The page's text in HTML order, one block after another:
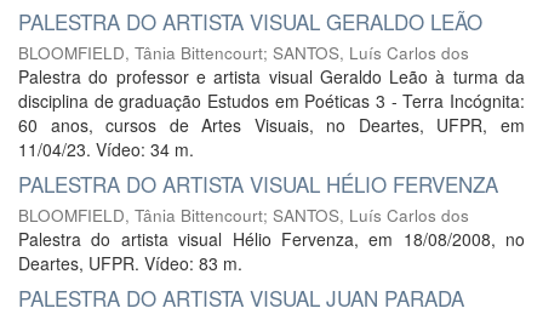
PALESTRA DO ARTISTA VISUAL GERALDO LEÃO
BLOOMFIELD, Tânia Bittencourt; SANTOS, Luís Carlos dos
Palestra do professor e artista visual Geraldo Leão à turma da
disciplina de graduação Estudos em Poéticas 3 - Terra Incógnita:
60 anos, cursos de Artes Visuais, no Deartes, UFPR, em
11/04/23. Vídeo: 34 m.
PALESTRA DO ARTISTA VISUAL HÉLIO FERVENZA
BLOOMFIELD, Tânia Bittencourt; SANTOS, Luís Carlos dos
Palestra do artista visual Hélio Fervenza, em 18/08/2008, no
Deartes, UFPR. Vídeo: 83 m.
PALESTRA DO ARTISTA VISUAL JUAN PARADA